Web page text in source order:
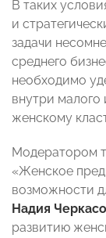
В таких
и
задачи
среднего
необходимо
внутри малого
женскому
Модератором
«Женское
возможности
Надия
развитию